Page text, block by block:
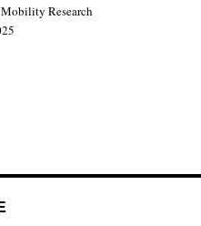
Research